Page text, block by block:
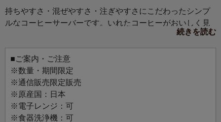
持ちやすさ・混ぜやすさ・注ぎやすさにこだわったシンプ
ルなコーヒーサーバーです。いれたコーヒーがおいしく見
えるようこだわった、コロンとした可愛らしさと凛とした
美しさを両立させたデザインです。あらゆるドリッパーに
対応する80mm口径。くびれのない形状なので、台座の長い
ドリッパーや抽出器具にも対応します。360mlサイズは1杯
取り（200ml程度）、600mlサイズは2杯取り（400ml）で
の撹拌までを含めたオペレーションに適したサイズになっ
ています。口径が広く、深さが控えめなので抽出後のお手
入れも簡単です。高品質で安心・安全な国産耐熱ガラス
続きを読む
■ご案内・ご注意
※数量・期間限定
※通信販売限定販売
※原産国：日本
※電子レンジ：可
※食器洗浄機：可